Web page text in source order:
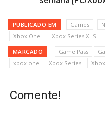
PUBLICADO EM Games
Xbox One
Xbox Series X|S
MARCADO Game Pass
xbox one
Xbox Series
Comente!